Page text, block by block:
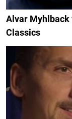
Alvar Myhlback
Classics